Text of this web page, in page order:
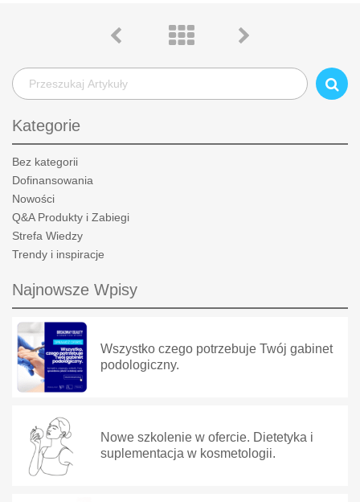
Kategorie
Bez kategorii
Dofinansowania
Nowości
Q&A Produkty i Zabiegi
Strefa Wiedzy
Trendy i inspiracje
Najnowsze Wpisy
Wszystko czego potrzebuje Twój gabinet
podologiczny.
Nowe szkolenie w ofercie. Dietetyka i
suplementacja w kosmetologii.